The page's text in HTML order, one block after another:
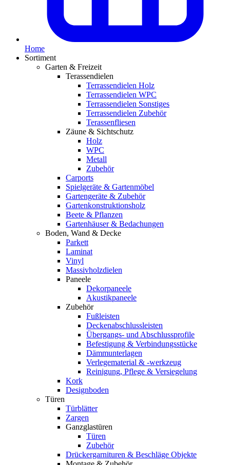
Home
Sortiment
Garten & Freizeit
Terassendielen
Terrassendielen Holz
Terrassendielen WPC
Terrassendielen Sonstiges
Terrassendielen Zubehör
Terassenfliesen
Zäune & Sichtschutz
Holz
WPC
Metall
Zubehör
Carports
Spielgeräte & Gartenmöbel
Gartengeräte & Zubehör
Gartenkonstruktionsholz
Beete & Pflanzen
Gartenhäuser & Bedachungen
Boden, Wand & Decke
Parkett
Laminat
Vinyl
Massivholzdielen
Paneele
Dekorpaneele
Akustikpaneele
Zubehör
Fußleisten
Deckenabschlussleisten
Übergangs- und Abschlussprofile
Befestigung & Verbindungsstücke
Dämmunterlagen
Verlegematerial & -werkzeug
Reinigung, Pflege & Versiegelung
Kork
Designboden
Türen
Türblätter
Zargen
Ganzglastüren
Türen
Zubehör
Drückergarnituren & Beschläge Objekte